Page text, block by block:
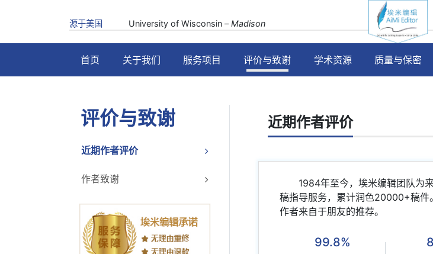
源于美国 University of Wisconsin –Madison
首页 关于我们 服务项目 评价与致谢 学术资源 质量与保密
评价与致谢
近期作者评价
作者致谢
近期作者评价
1984年至今，埃米编辑团队为
稿指导服务，累计润色20000+稿件
作者来自于朋友的推荐。
99.8%